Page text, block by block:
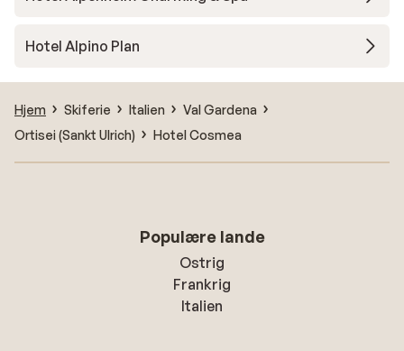
Hotel Alpino Plan
Hjem Skiferie Italien
Val Gardena
Ortisei (Sankt Ulrich)
Hotel Cosmea
Populære lande
Ostrig
Frankrig
Italien